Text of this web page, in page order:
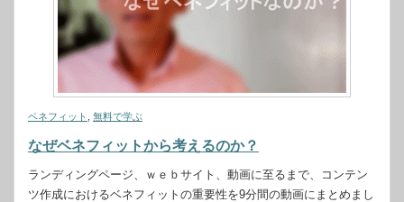
ベネフィット 無料で学ぶ
なぜベネフィットから考えるのか？
ランディングページ、ｗｅｂサイト、動画に至るまで、コンテン
ツ作成におけるベネフィットの重要性を9分間の動画にまとめまし